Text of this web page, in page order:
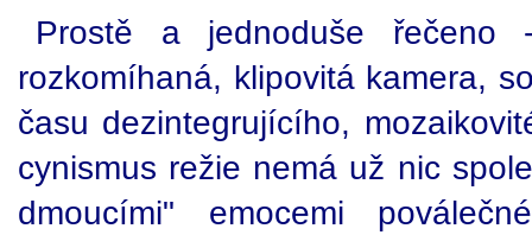
Prostě a jednoduše řečeno
rozkomíhaná, klipovitá kamera,
času dezintegrujícího,
cynismus režie nemá už nic
dmoucími" emocemi